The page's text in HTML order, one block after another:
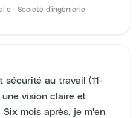
· Société d'ingénierie
sécurité au travail (11-
vision claire et
mois après, je m'en